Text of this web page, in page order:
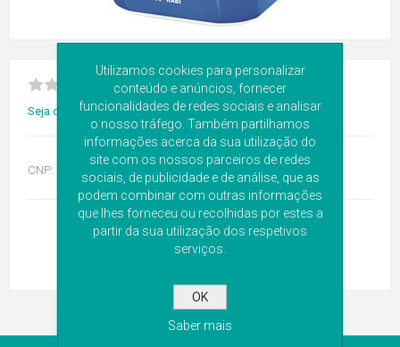
Seja o primeiro a avaliar este produto
CNP:
Utilizamos cookies para personalizar
conteúdo e anúncios, fornecer
funcionalidades de redes sociais e analisar
o nosso tráfego. Também partilhamos
informações acerca da sua utilização do
site com os nossos parceiros de redes
sociais, de publicidade e de análise, que as
podem combinar com outras informações
que lhes forneceu ou recolhidas por estes a
partir da sua utilização dos respetivos
serviços.
OK
Saber mais